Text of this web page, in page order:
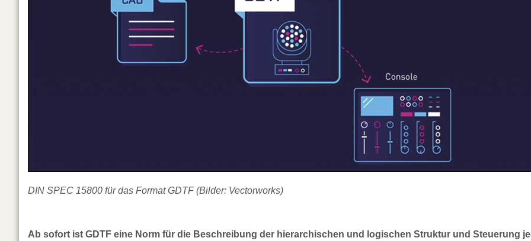
DIN SPEC 15800 für das Format GDTF (Bilder: Vectorworks)
Ab sofort ist GDTF eine Norm für die Beschreibung der hierarchischen und logischen Struktur und Steuerung